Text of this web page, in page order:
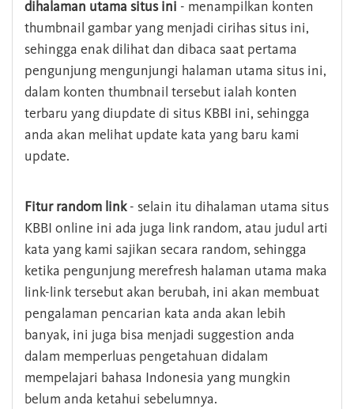
dihalaman utama situs ini - menampilkan konten
thumbnail gambar yang menjadi cirihas situs ini,
sehingga enak dilihat dan dibaca saat pertama
pengunjung mengunjungi halaman utama situs ini,
dalam konten thumbnail tersebut ialah konten
terbaru yang diupdate di situs KBBI ini, sehingga
anda akan melihat update kata yang baru kami
update.
Fitur random link- selain itu dihalaman utama situs
KBBI online ini ada juga link random, atau judul arti
kata yang kami sajikan secara random, sehingga
ketika pengunjung merefresh halaman utama maka
link-link tersebut akan berubah, ini akan membuat
pengalaman pencarian kata anda akan lebih
banyak, ini juga bisa menjadi suggestion anda
dalam memperluas pengetahuan didalam
mempelajari bahasa Indonesia yang mungkin
belum anda ketahui sebelumnya.